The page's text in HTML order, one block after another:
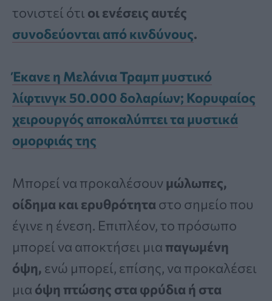
τονιστεί ότι οι ενέσεις αυτές
συνοδεύονται από κινδύνους.
Έκανε η Μελάνια Τραμπ μυστικό
λίφτινγκ 50.000 δολαρίων; Κορυφαίος
χειρουργός αποκαλύπτει τα μυστικά
ομορφιάς της
Μπορεί να προκαλέσουν μώλωπες,
οίδημα και ερυθρότητα στο σημείο που
έγινε η ένεση. Επιπλέον, το πρόσωπο
μπορεί να αποκτήσει μια παγωμένη
όψη, ενώ μπορεί, επίσης, να προκαλέσει
μια όψη πτώσης στα φρύδια ή στα